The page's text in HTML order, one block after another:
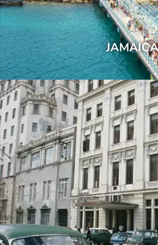
JAMAICA